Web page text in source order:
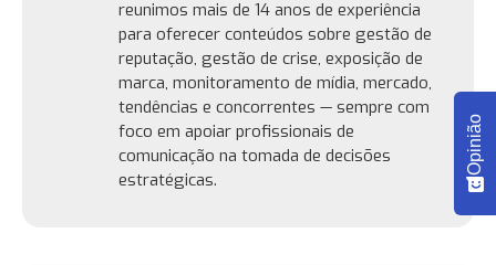
reunimos mais de 14 anos de experiência
para oferecer conteúdos sobre gestão de
reputação, gestão de crise, exposição de
marca, monitoramento de mídia, mercado,
tendências e concorrentes — sempre com
foco em apoiar profissionais de
comunicação na tomada de decisões
estratégicas.
Opinião